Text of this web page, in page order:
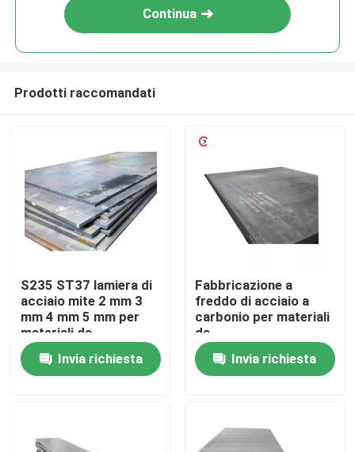
Casa
Prodotti
Chi siamo
Continua
Prodotti raccomandati
S235 ST37 lamiera di
acciaio mite 2 mm 3
mm 4 mm 5 mm per
materiali da
costruzione
Invia richiesta
Fabbricazione a
freddo di acciaio a
carbonio per materiali
da
costruzione/produzione/
Invia richiesta